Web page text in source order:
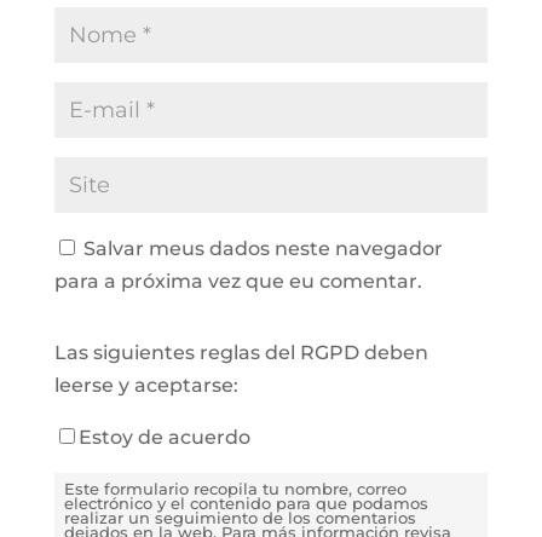
Salvar meus dados neste navegador
para a próxima vez que eu comentar.
Las siguientes reglas del RGPD deben
leerse y aceptarse:
Estoy de acuerdo
Este formulario recopila tu nombre, correo
electrónico y el contenido para que podamos
realizar un seguimiento de los comentarios
dejados en la web. Para más información revisa